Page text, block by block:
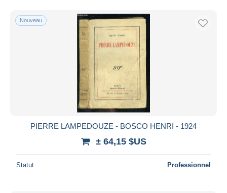
Nouveau
PIERRE LAMPEDOUZE - BOSCO HENRI - 1924
± 64,15 $US
Statut Professionnel